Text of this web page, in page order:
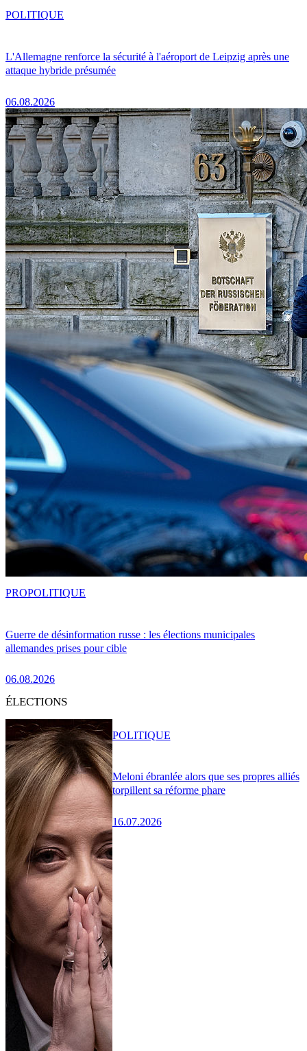
L'Allemagne renforce la sécurité à l'aéroport de Leipzig après une
attaque hybride présumée
06.08.2026
POLITIQUE
Guerre de désinformation russe : les élections municipales
allemandes prises pour cible
06.08.2026
PROPOLITIQUE
ÉLECTIONS
Meloni ébranlée alors que ses propres alliés
torpillent sa réforme phare
16.07.2026
POLITIQUE